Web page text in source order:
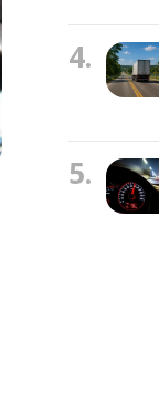
4.
5.